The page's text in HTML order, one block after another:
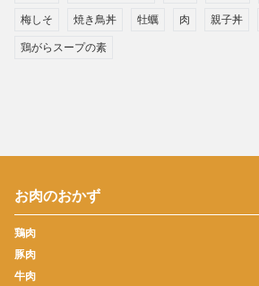
梅しそ 焼き鳥丼 牡蠣 肉 親子丼
鶏がらスープの素
お肉のおかず
鶏肉
豚肉
牛肉